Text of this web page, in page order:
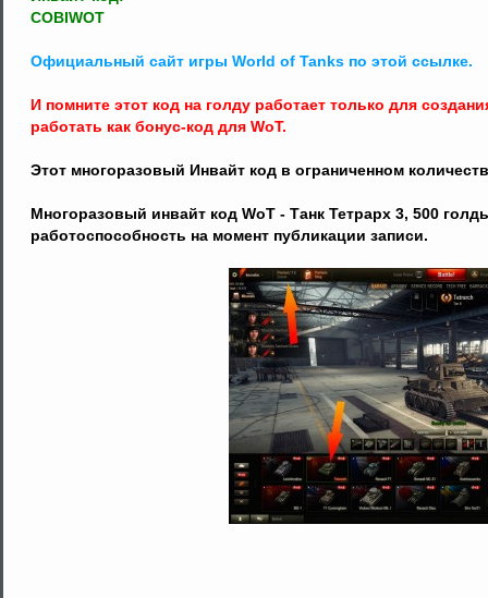
COBIWOT
Официальный сайт игры World of Tanks по этой ссылке.
И помните этот код на голду работает только для
работать как бонус-код для WoT.
Этот многоразовый Инвайт код в ограниченном
Многоразовый инвайт код WoT - Танк Тетрарх 3, 500
работоспособность на момент публикации записи.